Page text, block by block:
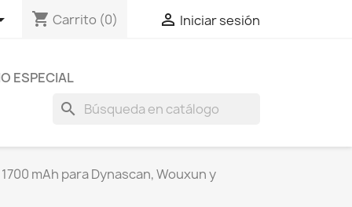
shopping_cart Carrito (0)  Iniciar sesión
ESPECIAL
search
mAh para Dynascan, Wouxun y